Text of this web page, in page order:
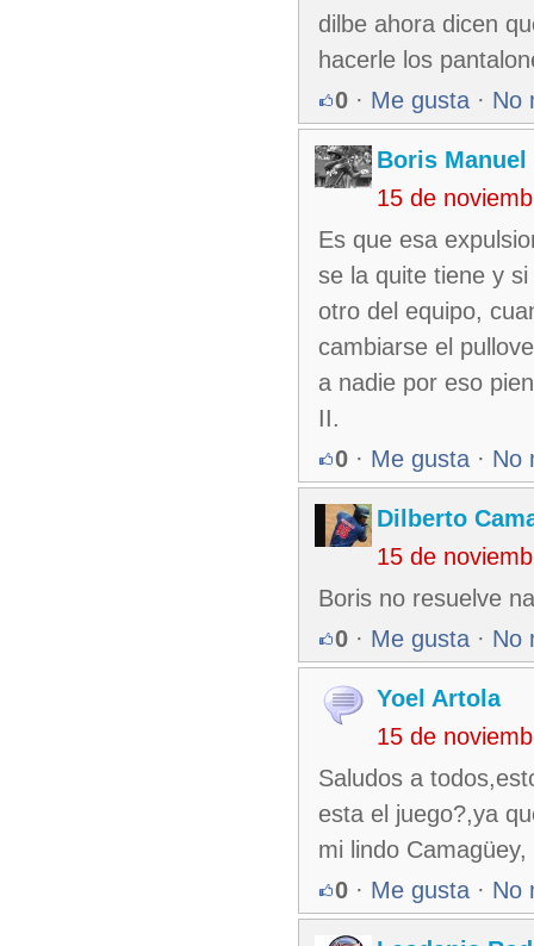
dilbe ahora dicen
hacerle los
0 · Me gusta · No
Boris Manuel
15 de
Es que esa
se la quite tiene y
otro del equipo,
cambiarse el
a nadie por eso
II.
0 · Me gusta · No
Dilberto
15 de
Boris no resuelve
0 · Me gusta · No
Yoel Artola
15 de
Saludos a
esta el juego?,ya
mi lindo Camagüey,
0 · Me gusta · No